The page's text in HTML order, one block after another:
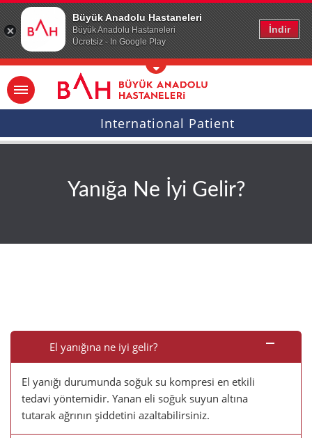
Büyük Anadolu Hastaneleri
Büyük Anadolu Hastaneleri
Ücretsiz - In Google Play
İndir
Ana icerige atla
International Patient
Yanığa Ne İyi Gelir?
El yanığına ne iyi gelir?
El yanığı durumunda soğuk su kompresi en etkili
tedavi yöntemidir. Yanan eli soğuk suyun altına
tutarak ağrının şiddetini azaltabilirsiniz.